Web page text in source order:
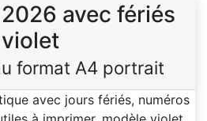
avec fériés
violet
format A4 portrait